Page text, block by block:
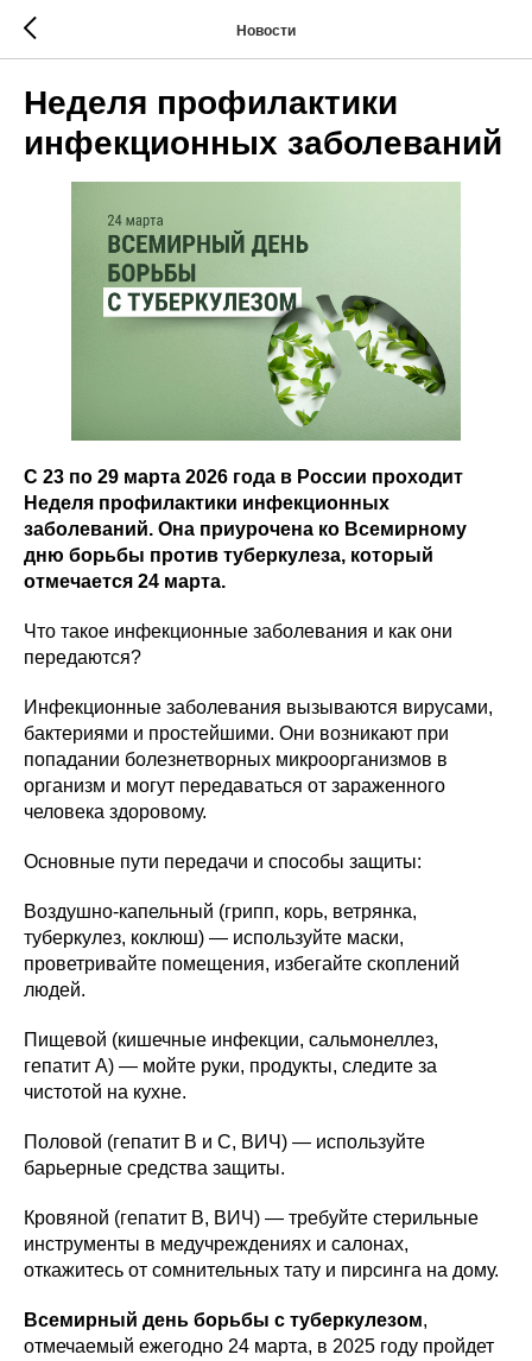
Новости
Неделя профилактики
инфекционных заболеваний
С 23 по 29 марта 2026 года в России проходит
Неделя профилактики инфекционных
заболеваний. Она приурочена ко Всемирному
дню борьбы против туберкулеза, который
отмечается 24 марта.
Что такое инфекционные заболевания и как они
передаются?
Инфекционные заболевания вызываются вирусами,
бактериями и простейшими. Они возникают при
попадании болезнетворных микроорганизмов в
организм и могут передаваться от зараженного
человека здоровому.
Основные пути передачи и способы защиты:
Воздушно-капельный (грипп, корь, ветрянка,
туберкулез, коклюш) — используйте маски,
проветривайте помещения, избегайте скоплений
людей.
Пищевой (кишечные инфекции, сальмонеллез,
гепатит А) — мойте руки, продукты, следите за
чистотой на кухне.
Половой (гепатит В и С, ВИЧ) — используйте
барьерные средства защиты.
Кровяной (гепатит В, ВИЧ) — требуйте стерильные
инструменты в медучреждениях и салонах,
откажитесь от сомнительных тату и пирсинга на дому.
Всемирный день борьбы с туберкулезом,
отмечаемый ежегодно 24 марта, в 2025 году пройдет